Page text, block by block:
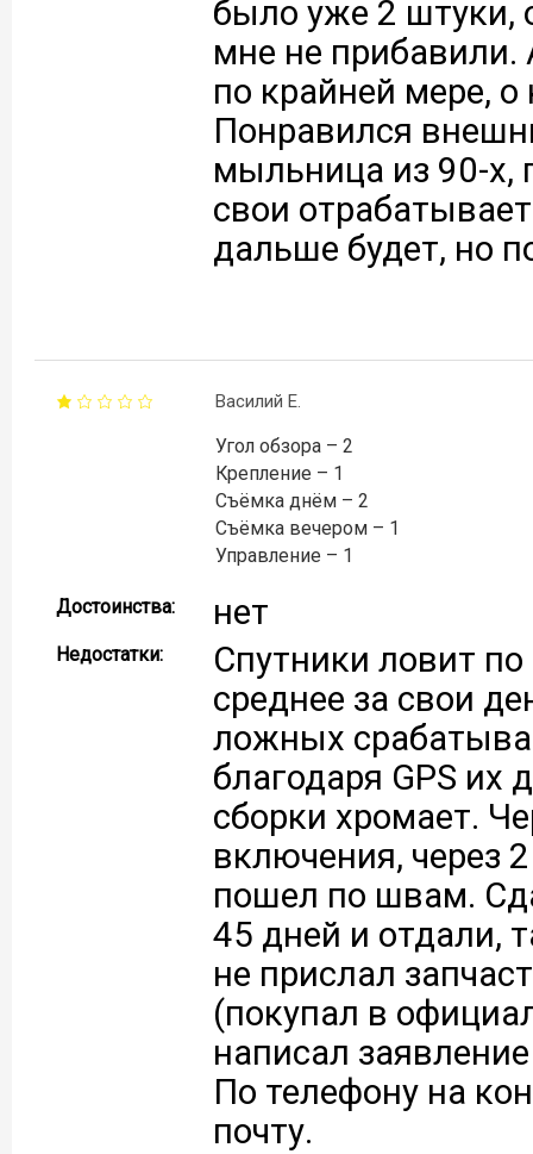
было уже 2 штуки,
мне не прибавили.
по крайней мере, о
Понравился
мыльница из 90-х,
свои
дальше будет, но
Василий Е.
Угол обзора – 2
Крепление – 1
Съёмка днём – 2
Съёмка вечером – 1
Управление – 1
Достоинства: нет
Недостатки:
Спутники ловит
среднее за свои
ложных
благодаря GPS
сборки хромает.
включения, через
пошел по швам.
45 дней и отдали,
не прислал
(покупал в
написал
По телефону на
почту.